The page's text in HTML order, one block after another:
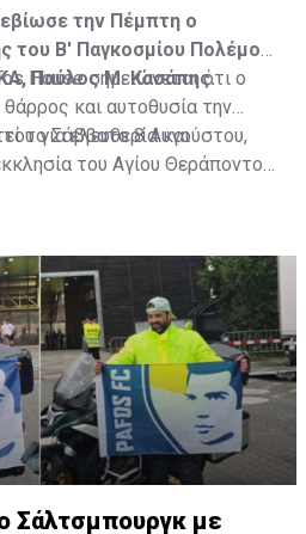
την Πέμπτη ο
του Β' Παγκοσμίου Πολέμου
Παύλος Μ. Κασάπης.
House σημειώνεται ότι ο
και αυτοθυσία την
για ελευθερία και
το Σάββατο 8 Αυγούστου,
του Αγίου Θεράποντος
Σάλτσμπουργκ με